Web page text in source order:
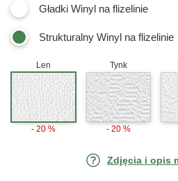
Gładki Winyl na flizelinie
Strukturalny Winyl na flizelinie
Len
- 20 %
Tynk
- 20 %
Zdjęcia i opis